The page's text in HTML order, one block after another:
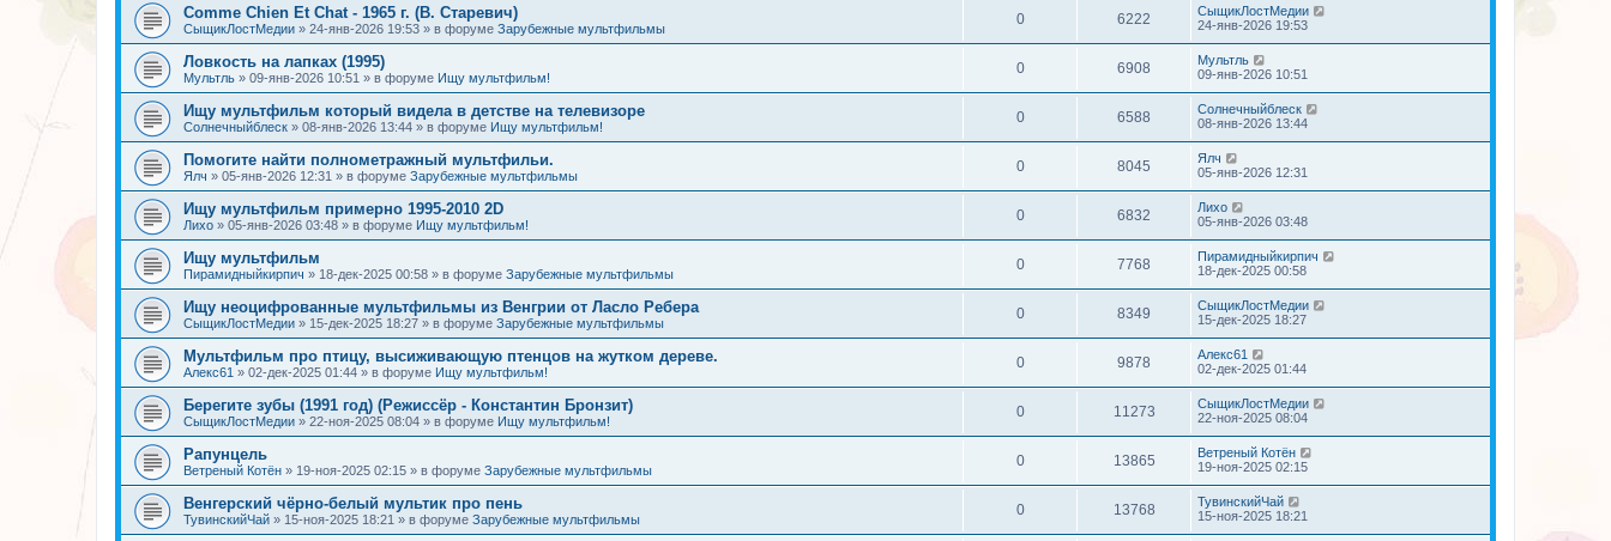
Comme Chien Et Chat - 1965 г. (В. Старевич)
СыщикЛостМедии » 24-янв-2026 19:53 » в форуме Зарубежные мультфильмы
0 6222
СыщикЛостМедии
24-янв-2026 19:53
Ловкость на лапках (1995)
Мультль » 09-янв-2026 10:51 » в форуме Ищу мультфильм!
0 6908
Мультль
09-янв-2026 10:51
Ищу мультфильм который видела в детстве на телевизоре
Солнечныйблеск » 08-янв-2026 13:44 » в форуме Ищу мультфильм!
0 6588
Солнечныйблеск
08-янв-2026 13:44
Помогите найти полнометражный мультфильи.
Ялч » 05-янв-2026 12:31 » в форуме Зарубежные мультфильмы
0 8045
Ялч
05-янв-2026 12:31
Ищу мультфильм примерно 1995-2010 2D
Лихо » 05-янв-2026 03:48 » в форуме Ищу мультфильм!
0 6832
Лихо
05-янв-2026 03:48
Ищу мультфильм
Пирамидныйкирпич » 18-дек-2025 00:58 » в форуме Зарубежные мультфильмы
0 7768
Пирамидныйкирпич
18-дек-2025 00:58
Ищу неоцифрованные мультфильмы из Венгрии от Ласло Ребера
СыщикЛостМедии » 15-дек-2025 18:27 » в форуме Зарубежные мультфильмы
0 8349
СыщикЛостМедии
15-дек-2025 18:27
Мультфильм про птицу, высиживающую птенцов на жутком дереве.
Алекс61 » 02-дек-2025 01:44 » в форуме Ищу мультфильм!
0 9878
Алекс61
02-дек-2025 01:44
Берегите зубы (1991 год) (Режиссёр - Константин Бронзит)
СыщикЛостМедии » 22-ноя-2025 08:04 » в форуме Ищу мультфильм!
0 11273
СыщикЛостМедии
22-ноя-2025 08:04
Рапунцель
Ветреный Котён » 19-ноя-2025 02:15 » в форуме Зарубежные мультфильмы
0 13865
Ветреный Котён
19-ноя-2025 02:15
Венгерский чёрно-белый мультик про пень
ТувинскийЧай » 15-ноя-2025 18:21 » в форуме Зарубежные мультфильмы
0 13768
ТувинскийЧай
15-ноя-2025 18:21